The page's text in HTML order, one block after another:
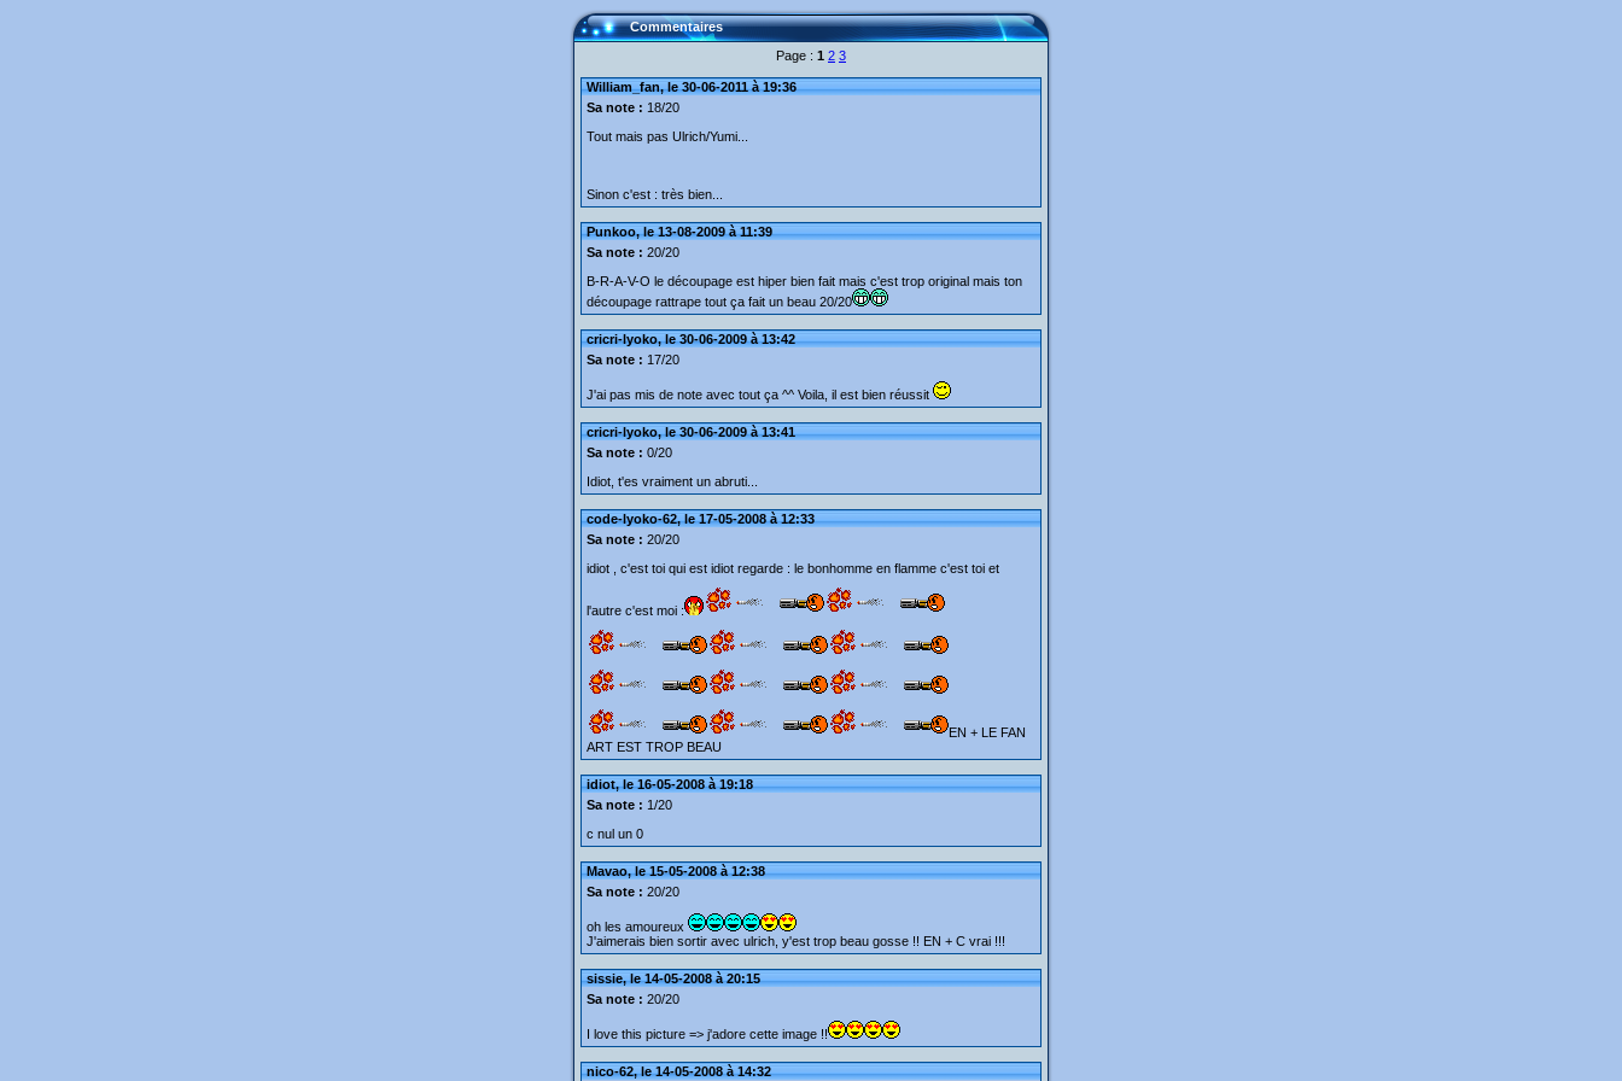
Commentaires
Page : 1 2 3
William_fan, le 30-06-2011 à 19:36
Sa note : 18/20
Tout mais pas Ulrich/Yumi...
Sinon c'est : très bien...
Punkoo, le 13-08-2009 à 11:39
Sa note : 20/20
B-R-A-V-O le découpage est hiper bien fait mais c'est trop original mais ton
découpage rattrape tout ça fait un beau 20/20
cricri-lyoko, le 30-06-2009 à 13:42
Sa note : 17/20
J'ai pas mis de note avec tout ça ^^ Voila, il est bien réussit
cricri-lyoko, le 30-06-2009 à 13:41
Sa note : 0/20
Idiot, t'es vraiment un abruti...
code-lyoko-62, le 17-05-2008 à 12:33
Sa note : 20/20
idiot , c'est toi qui est idiot regarde : le bonhomme en flamme c'est toi et
l'autre c'est moi :
EN + LE FAN
ART EST TROP BEAU
idiot, le 16-05-2008 à 19:18
Sa note : 1/20
c nul un 0
Mavao, le 15-05-2008 à 12:38
Sa note : 20/20
oh les amoureux
J'aimerais bien sortir avec ulrich, y'est trop beau gosse !! EN + C vrai !!!
sissie, le 14-05-2008 à 20:15
Sa note : 20/20
I love this picture => j'adore cette image !!
nico-62, le 14-05-2008 à 14:32